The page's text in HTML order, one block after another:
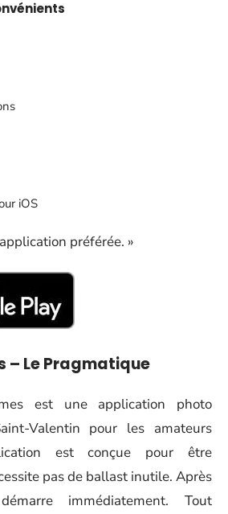
iOS
préférée. »
– Le Pragmatique
est une application photo
Valentin pour les amateurs
est conçue pour être
pas de ballast inutile. Après
immédiatement. Tout